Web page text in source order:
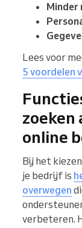
Minder
Lees voor
5 voordelen
zoeken
online
Bij het
je bedrijf is
overwegen
verbeteren.